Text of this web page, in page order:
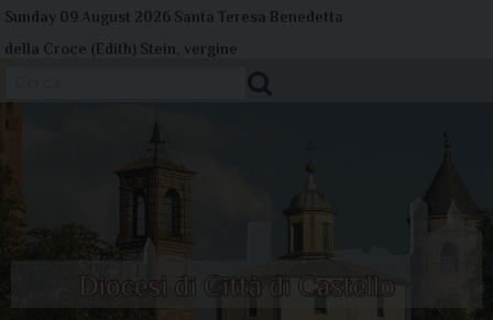
Skip
to
Sunday 09 August 2026 Santa Teresa Benedetta
della Croce (Edith) Stein, vergine